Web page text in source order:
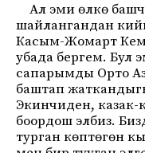
Ал эми өлкө
шайлангандан
Касым-Жомарт
убада бергем. Бул
сапарымды Орто
баштап
Экинчиден, казак-
боордош элбиз.
турган көптөгөн